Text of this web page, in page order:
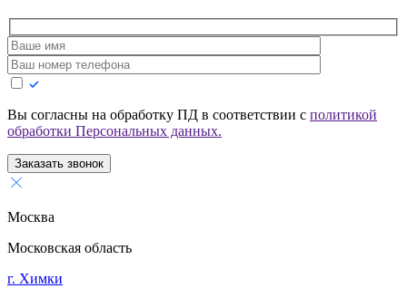
Вы согласны на обработку ПД в соответствии с политикой
обработки Персональных данных.
Заказать звонок
Москва
Московская область
г. Химки